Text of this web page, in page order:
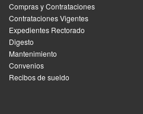
Compras y Contrataciones
Contrataciones Vigentes
Expedientes Rectorado
Digesto
Mantenimiento
Convenios
Recibos de sueldo